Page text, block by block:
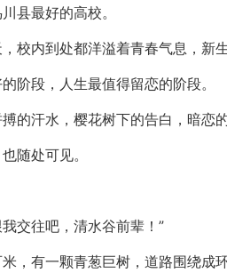
县最好的高校。
校内到处都洋溢着青春气息，新
阶段，人生最值得留恋的阶段。
的汗水，樱花树下的告白，暗
随处可见。
交往吧，清水谷前辈！”
，有一颗青葱巨树，道路围绕成